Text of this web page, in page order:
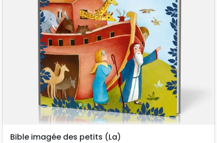
Bible imagée des petits (La)